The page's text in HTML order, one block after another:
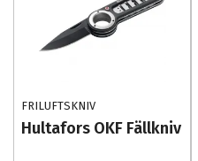
FRILUFTSKNIV
Hultafors OKF Fällkniv